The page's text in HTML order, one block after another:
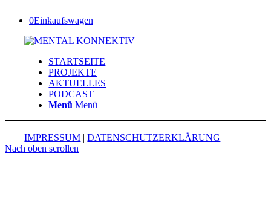
0Einkaufswagen
STARTSEITE
PROJEKTE
AKTUELLES
PODCAST
Menü Menü
IMPRESSUM |DATENSCHUTZERKLÄRUNG
Nach oben scrollen